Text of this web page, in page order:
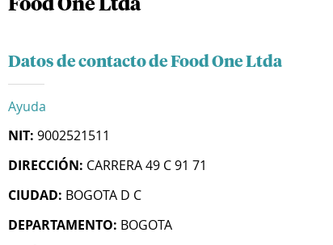
Food One Ltda
Datos de contacto de Food One Ltda
Ayuda
NIT: 9002521511
DIRECCIÓN: CARRERA 49 C 91 71
CIUDAD: BOGOTA D C
DEPARTAMENTO: BOGOTA